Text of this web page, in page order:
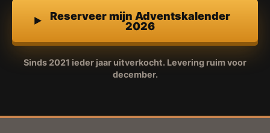
Reserveer mijn Adventskalender
2026
Sinds 2021 ieder jaar uitverkocht. Levering ruim voor
december.